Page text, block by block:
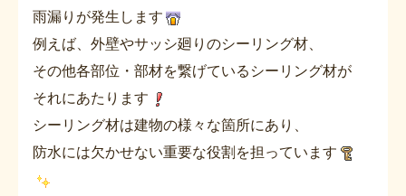
雨漏りが発生します
例えば、外壁やサッシ廻りのシーリング材、
その他各部位・部材を繋げているシーリング材が
それにあたります
シーリング材は建物の様々な箇所にあり、
防水には欠かせない重要な役割を担っています